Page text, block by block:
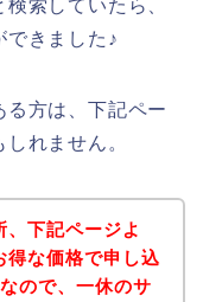
索していたら、
できました♪
方は、下記ペー
れません。
下記ページよ
得な価格で申し込
ので、一休のサ